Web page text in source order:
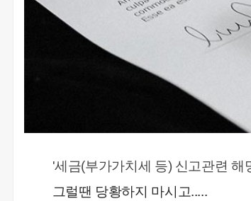
'세금(부가가치세 등) 신고관련
그럴땐 당황하지 마시고.....